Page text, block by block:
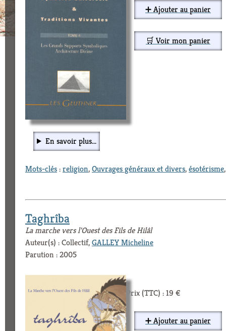
➕ Ajouter au panier
🛒 Voir mon panier
En savoir plus...
Mots-clés:religion,Ouvrages généraux et divers,ésotérisme
Taghrîba
La marche vers l'Ouest des Fils de Hilâl
Auteur(s) : Collectif,GALLEY Micheline
Parution : 2005
Prix (TTC) : 19 €
➕ Ajouter au panier